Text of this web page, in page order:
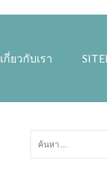
เกี่ยวกับเรา